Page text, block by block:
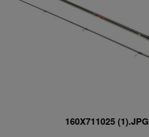
160X711025 (1).JPG